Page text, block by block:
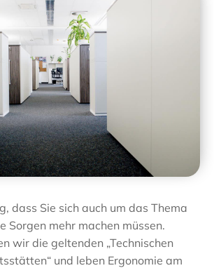
dass Sie sich auch um das Thema
Sorgen mehr machen müssen.
wir die geltenden „Technischen
und leben Ergonomie am